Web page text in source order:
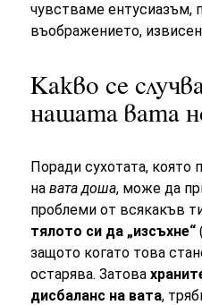
чувстваме ентусиазъм,
въображението,
Какво се
нашата вата
Поради сухотата, която
навата доша, може да
проблеми от всякакъв
тялото си да „изсъхне“
защото когато това
остарява. Затова
дисбаланс на вата,